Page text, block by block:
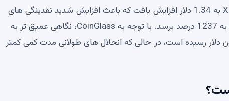
طی 24 ساعت گذشته، در بحبوحه تحولات مثبت ژئوپلیتیکی، XRP به 1.34 دلار افزایش یافت که باعث افزایش شدید نقدینگی های
کوتاه مدت شد و باعث شد که عدم تعادل در 24 ساعت گذشته به 1237 درصد برسد. با توجه به CoinGlass، نگاهی عمیق تر به
می دهد که نقدینگی های کوتاه مدت به 2.03 میلیون دلار رسیده است، در حالی که انحلال های طولانی مدت کمی کمتر